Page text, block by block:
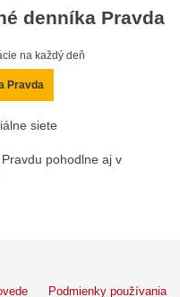
denníka Pravda
na každý deň
Pravda
siete
pohodlne aj v
Podmienky používania